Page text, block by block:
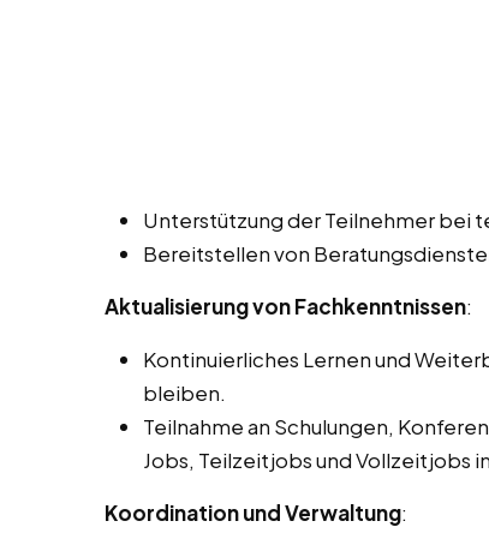
Unterstützung der Teilnehmer bei
Bereitstellen von
Aktualisierung von Fachkenntnissen:
Kontinuierliches Lernen und
bleiben.
Teilnahme an Schulungen,
Jobs, Teilzeitjobs und Vollzeitjobs
Koordination und Verwaltung: